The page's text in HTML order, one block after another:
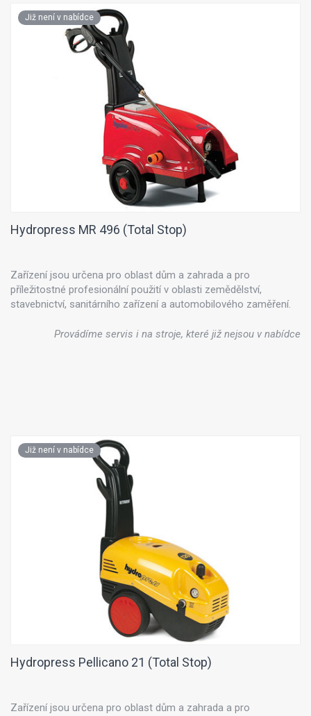
Již není v nabídce
Hydropress MR 496 (Total Stop)
Zařízení jsou určena pro oblast dům a zahrada a pro
příležitostné profesionální použití v oblasti zemědělství,
stavebnictví, sanitárního zařízení a automobilového zaměření.
Provádíme servis i na stroje, které již nejsou v nabídce
Již není v nabídce
Hydropress Pellicano 21 (Total Stop)
Zařízení jsou určena pro oblast dům a zahrada a pro